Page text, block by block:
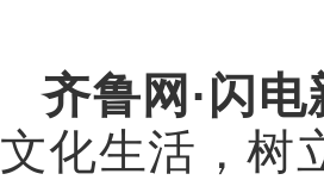
齐鲁网 ·闪
文化生活，树